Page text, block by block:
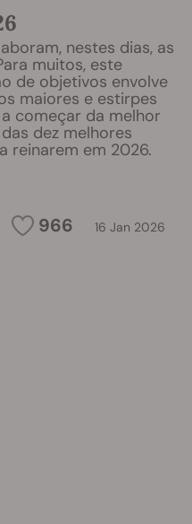
nestes dias, as
muitos, este
de objetivos envolve
maiores e estirpes
começar da melhor
dez melhores
reinarem em 2026.
966 16 Jan 2026